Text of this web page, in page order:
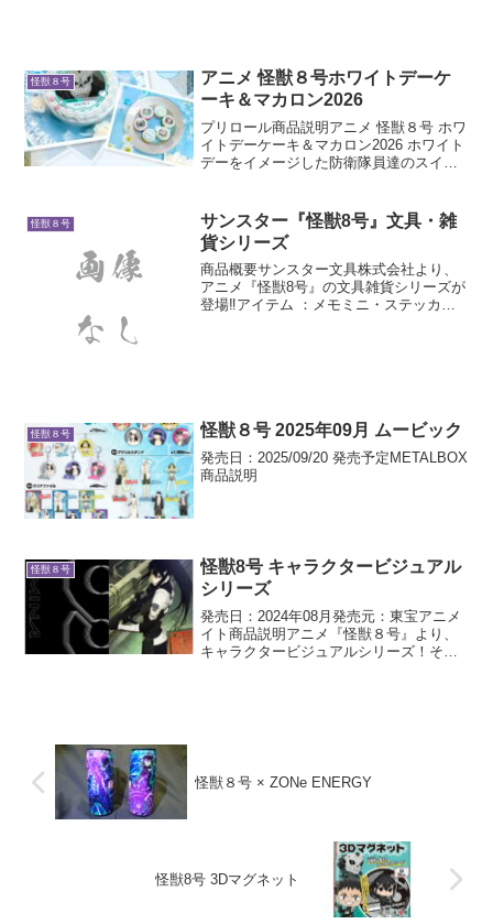
怪獣８号
アニメ 怪獣８号ホワイトデーケ
ーキ＆マカロン2026
プリロール商品説明アニメ 怪獣８号 ホワ
イトデーケーキ＆マカロン2026 ホワイト
デーをイメージした防衛隊員達のスイー
怪獣８号
サンスター『怪獣8号』文具・雑
貨シリーズ
商品概要サンスター文具株式会社より、
アニメ『怪獣8号』の文具雑貨シリーズが
登場‼アイテム ：メモミニ・ステッカー
怪獣８号 怪獣８号 2025年09月 ムービック
発売日：2025/09/20 発売予定METALBOX
商品説明
怪獣８号
怪獣8号 キャラクタービジュアル
シリーズ
発売日：2024年08月発売元：東宝アニメ
イト商品説明アニメ『怪獣８号』より、
キャラクタービジュアルシリーズ！それ
怪獣８号 × ZONe ENERGY
怪獣8号 3Dマグネット